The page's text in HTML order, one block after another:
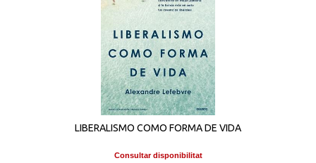
LIBERALISMO COMO FORMA DE VIDA
Consultar disponibilitat